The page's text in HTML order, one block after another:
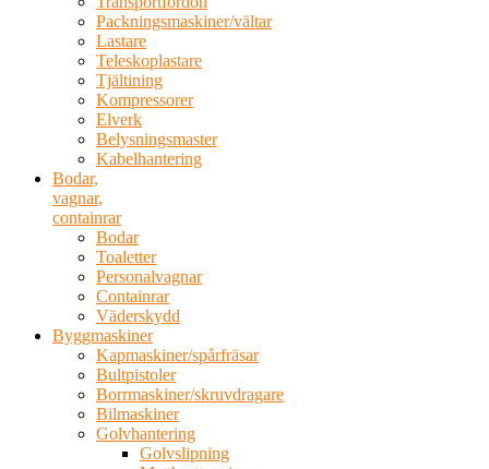
Packningsmaskiner/vältar
Lastare
Teleskoplastare
Tjältining
Kompressorer
Elverk
Belysningsmaster
Kabelhantering
Bodar,
vagnar,
containrar
Bodar
Toaletter
Personalvagnar
Containrar
Väderskydd
Byggmaskiner
Kapmaskiner/spårfräsar
Bultpistoler
Borrmaskiner/skruvdragare
Bilmaskiner
Golvhantering
Golvslipning